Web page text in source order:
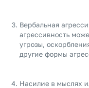
Вербальная
агрессивность
угрозы,
другие формы
Насилие в мыслях